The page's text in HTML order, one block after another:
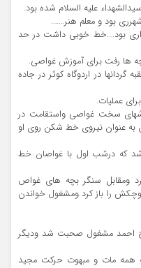
علیه السلام شده بود.
بود و معلم هنر…….
بود….خط خوبي داشت در حد
در اردوگاه كوثر در جاده
عمليات.
کربلای 4 و5 رو با آموزشهای سخت غواصی واستقامت در
به عنوان نیروی خط شکن روی او
هم انتخاب شد كه درشب اول با غواصان خط
ومقابل سنگر بچه های غواص
را باز كرد ومشغول خواندن
احمد مشغول صحبت شد وديگر
همه مات و مبهوت حركت مجيد